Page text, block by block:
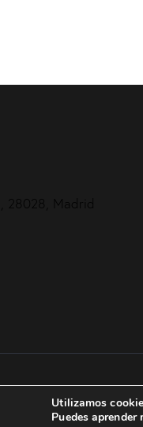
28028, Madrid
reservados
Utilizamos
Puedes